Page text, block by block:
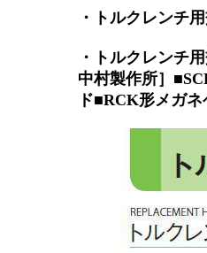
・トルクレンチ
・トルクレンチ
中村製作所］
ド■RCK形メガネ